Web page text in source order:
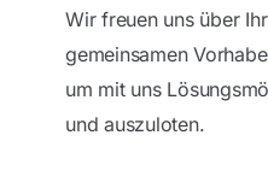
Wir freuen uns über
gemeinsamen
um mit uns
und auszuloten.